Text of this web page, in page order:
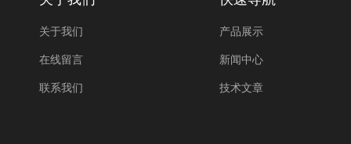
关于我们
在线留言
联系我们
产品展示
新闻中心
技术文章